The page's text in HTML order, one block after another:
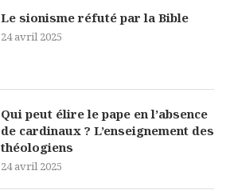
Le sionisme réfuté par la Bible
24 avril 2025
Qui peut élire le pape en l’absence
de cardinaux ? L’enseignement des
théologiens
24 avril 2025